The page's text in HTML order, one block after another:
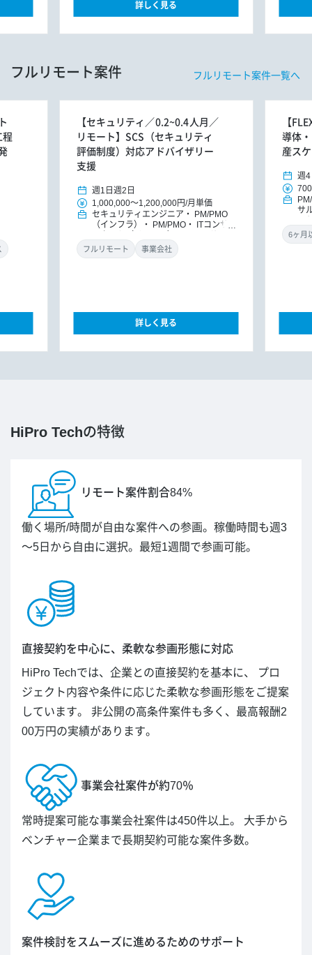
詳しく見る
フルリモート案件 フルリモート案件一覧へ
程
【セキュリティ／0.2~0.4人月／
リモート】SCS（セキュリティ
評価制度）対応アドバイザリー
支援
週1日 週2日
1,000,000～1,200,000円/月単価
セキュリティエンジニア
PM/PMO
（インフラ）
PM/PMO
ITコンサ
ント
DXコンサルタント
フルリモート 事業会社
詳しく見る
【
導体
産ス
週4
サ
HiPro Techの特徴
リモート案件割合84%
働く場所/時間が自由な案件への参画。稼働時間も週3
～5日から自由に選択。最短1週間で参画可能。
直接契約を中心に、柔軟な参画形態に対応
HiPro Techでは、企業との直接契約を基本に、 プロ
ジェクト内容や条件に応じた柔軟な参画形態をご提案
しています。 非公開の高条件案件も多く、最高報酬2
00万円の実績があります。
事業会社案件が約70％
常時提案可能な事業会社案件は450件以上。 大手から
ベンチャー企業まで長期契約可能な案件多数。
案件検討をスムーズに進めるためのサポート